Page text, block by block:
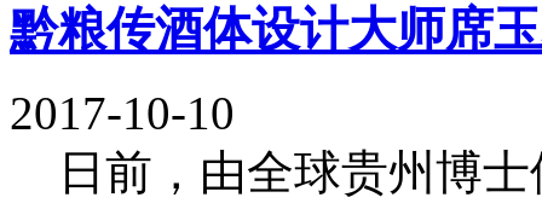
黔粮传酒体设计大师席
2017-10-10
日前，由全球贵州博